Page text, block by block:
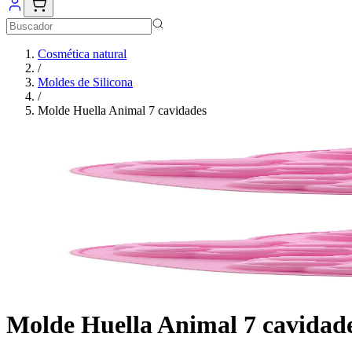
Cosmética natural
/
Moldes de Silicona
/
Molde Huella Animal 7 cavidades
Molde Huella Animal 7